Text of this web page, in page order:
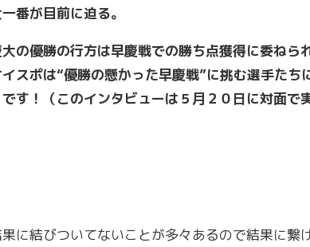
番が目前に迫る。
の優勝の行方は早慶戦での勝ち点獲得に委ねら
スポは“優勝の懸かった早慶戦”に挑む選手たち
す！（このインタビューは５月２０日に対面で
に結びついてないことが多々あるので結果に繋